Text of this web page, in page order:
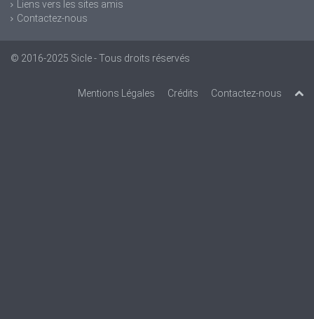
Liens vers les sites amis
Contactez-nous
© 2016-2025 Sicle- Tous droits réservés
Mentions Légales Crédits Contactez-nous